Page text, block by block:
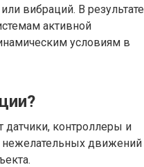
вибраций. В результате
активной
условиям в
датчики, контроллеры и
движений